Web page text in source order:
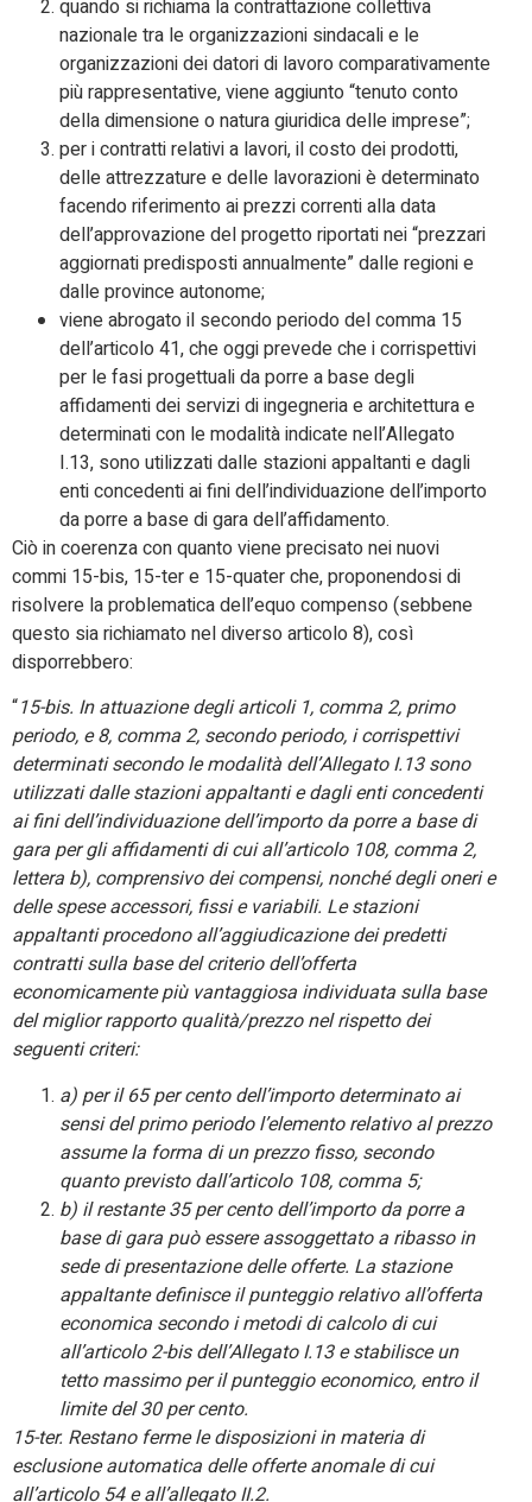
quando si richiama la contrattazione collettiva
nazionale tra le organizzazioni sindacali e le
organizzazioni dei datori di lavoro comparativamente
più rappresentative, viene aggiunto “tenuto conto
della dimensione o natura giuridica delle imprese”;
per i contratti relativi a lavori, il costo dei prodotti,
delle attrezzature e delle lavorazioni è determinato
facendo riferimento ai prezzi correnti alla data
dell’approvazione del progetto riportati nei “prezzari
aggiornati predisposti annualmente” dalle regioni e
dalle province autonome;
viene abrogato il secondo periodo del comma 15
dell’articolo 41, che oggi prevede che i corrispettivi
per le fasi progettuali da porre a base degli
affidamenti dei servizi di ingegneria e architettura e
determinati con le modalità indicate nell’Allegato
I.13, sono utilizzati dalle stazioni appaltanti e dagli
enti concedenti ai fini dell’individuazione dell’importo
da porre a base di gara dell’affidamento.
Ciò in coerenza con quanto viene precisato nei nuovi
commi 15-bis, 15-ter e 15-quater che, proponendosi di
risolvere la problematica dell’equo compenso (sebbene
questo sia richiamato nel diverso articolo 8), così
disporrebbero:
“15-bis. In attuazione degli articoli 1, comma 2, primo
periodo, e 8, comma 2, secondo periodo, i corrispettivi
determinati secondo le modalità dell’Allegato I.13 sono
utilizzati dalle stazioni appaltanti e dagli enti concedenti
ai fini dell’individuazione dell’importo da porre a base di
gara per gli affidamenti di cui all’articolo 108, comma 2,
lettera b), comprensivo dei compensi, nonché degli oneri e
delle spese accessori, fissi e variabili. Le stazioni
appaltanti procedono all’aggiudicazione dei predetti
contratti sulla base del criterio dell’offerta
economicamente più vantaggiosa individuata sulla base
del miglior rapporto qualità/prezzo nel rispetto dei
seguenti criteri:
a) per il 65 per cento dell’importo determinato ai
sensi del primo periodo l’elemento relativo al prezzo
assume la forma di un prezzo fisso, secondo
quanto previsto dall’articolo 108, comma 5;
b) il restante 35 per cento dell’importo da porre a
base di gara può essere assoggettato a ribasso in
sede di presentazione delle offerte. La stazione
appaltante definisce il punteggio relativo all’offerta
economica secondo i metodi di calcolo di cui
all’articolo 2-bis dell’Allegato I.13 e stabilisce un
tetto massimo per il punteggio economico, entro il
limite del 30 per cento.
15-ter. Restano ferme le disposizioni in materia di
esclusione automatica delle offerte anomale di cui
all’articolo 54 e all’allegato II.2.